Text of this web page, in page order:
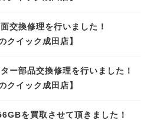
交換修理を行いました！
クイック成田店】
ー部品交換修理を行いました！
クイック成田店】
を買取させて頂きました！